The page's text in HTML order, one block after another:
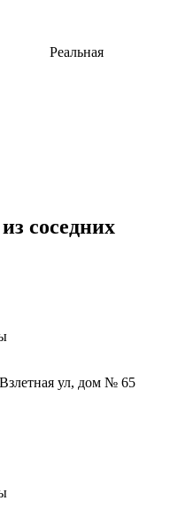
Реальная
соседних
ул, дом № 65